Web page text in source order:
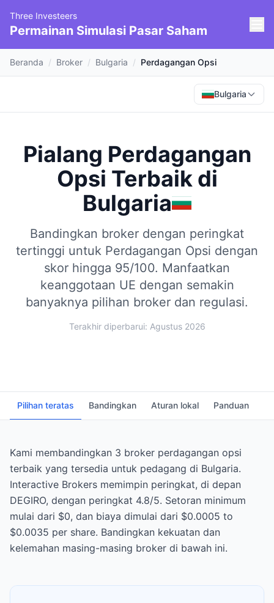
Three Investeers
Permainan Simulasi Pasar Saham
Beranda / Broker / Bulgaria / Perdagangan Opsi
Bulgaria
Pialang Perdagangan
Opsi Terbaikdi
Bulgaria
Bandingkan broker dengan peringkat
tertinggi untuk Perdagangan Opsi dengan
skor hingga 95/100. Manfaatkan
keanggotaan UE dengan semakin
banyaknya pilihan broker dan regulasi.
Terakhir diperbarui: Agustus 2026
Pilihan teratas Bandingkan Aturan lokal Panduan
Kami membandingkan 3 broker perdagangan opsi
terbaik yang tersedia untuk pedagang di Bulgaria.
Interactive Brokers memimpin peringkat, di depan
DEGIRO, dengan peringkat 4.8/5. Setoran minimum
mulai dari $0, dan biaya dimulai dari $0.0005 to
$0.0035 per share. Bandingkan kekuatan dan
kelemahan masing-masing broker di bawah ini.